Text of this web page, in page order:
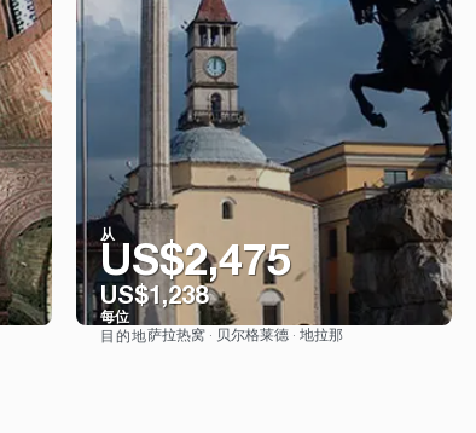
从
US$2,475
US$1,238
每位
目的地萨拉热窝 · 贝尔格莱德 · 地拉那